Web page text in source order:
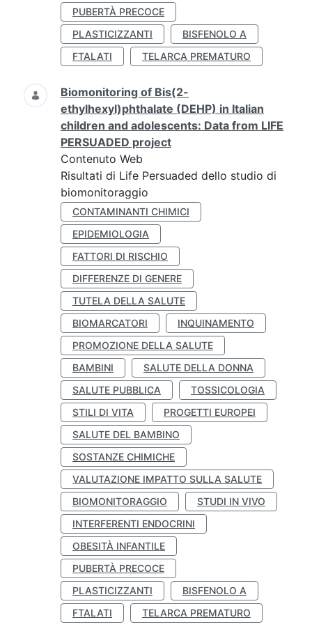
PUBERTÀ PRECOCE
PLASTICIZZANTI
BISFENOLO A
FTALATI
TELARCA PREMATURO
Biomonitoring of Bis(2-
ethylhexyl)phthalate (DEHP) in Italian
children and adolescents: Data from LIFE
PERSUADED project
Contenuto Web
Risultati di Life Persuaded dello studio di
biomonitoraggio
CONTAMINANTI CHIMICI
EPIDEMIOLOGIA
FATTORI DI RISCHIO
DIFFERENZE DI GENERE
TUTELA DELLA SALUTE
BIOMARCATORI
INQUINAMENTO
PROMOZIONE DELLA SALUTE
BAMBINI
SALUTE DELLA DONNA
SALUTE PUBBLICA
TOSSICOLOGIA
STILI DI VITA
PROGETTI EUROPEI
SALUTE DEL BAMBINO
SOSTANZE CHIMICHE
VALUTAZIONE IMPATTO SULLA SALUTE
BIOMONITORAGGIO
STUDI IN VIVO
INTERFERENTI ENDOCRINI
OBESITÀ INFANTILE
PUBERTÀ PRECOCE
PLASTICIZZANTI
BISFENOLO A
FTALATI
TELARCA PREMATURO